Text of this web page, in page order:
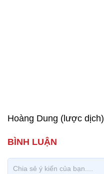
Hoàng Dung (lược dịch)